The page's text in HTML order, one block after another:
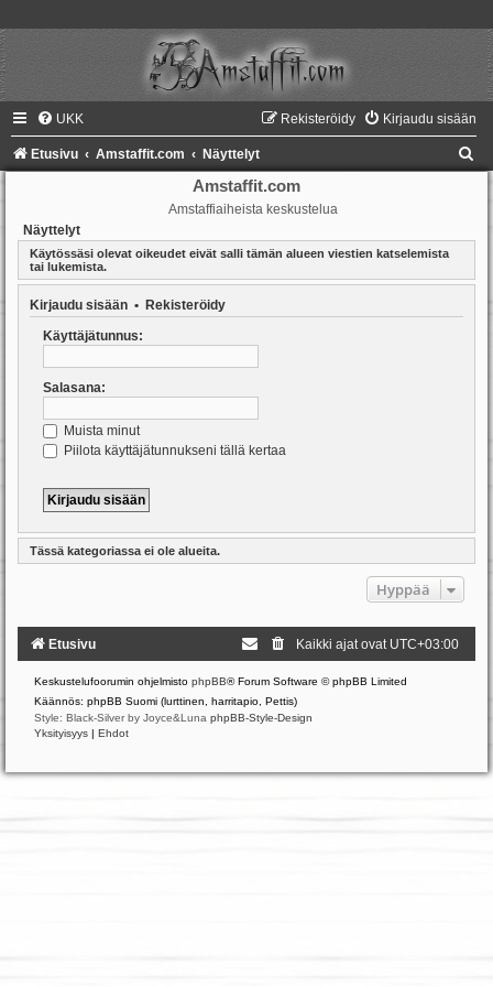
UKK Kirjaudu sisään
Rekisteröidy
Etusivu Amstaffit.com Näyttelyt
Amstaffit.com
Amstaffiaiheista keskustelua
Näyttelyt
Käytössäsi olevat oikeudet eivät salli tämän alueen viestien katselemista
tai lukemista.
Kirjaudu sisään • Rekisteröidy
Käyttäjätunnus:
Salasana:
Muista minut
Piilota käyttäjätunnukseni tällä kertaa
Tässä kategoriassa ei ole alueita.
Hyppää
Etusivu Kaikki ajat ovat UTC+03:00
Keskustelufoorumin ohjelmisto phpBB® Forum Software © phpBB Limited
Käännös: phpBB Suomi (lurttinen, harritapio, Pettis)
Style: Black-Silver by Joyce&Luna phpBB-Style-Design
Yksityisyys | Ehdot